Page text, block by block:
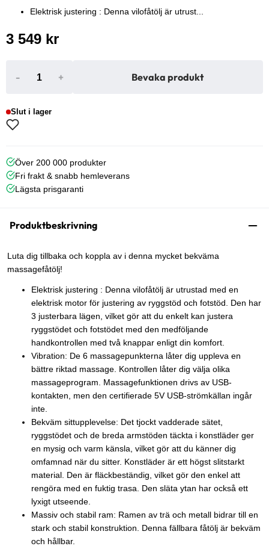
Elektrisk justering : Denna vilofåtölj är utrust...
3 549 kr
- + Bevaka produkt
Slut i lager
Över 200 000 produkter
Fri frakt & snabb hemleverans
Lägsta prisgaranti
Produktbeskrivning
Luta dig tillbaka och koppla av i denna mycket bekväma
massagefåtölj!
Elektrisk justering : Denna vilofåtölj är utrustad med en
elektrisk motor för justering av ryggstöd och fotstöd. Den har
3 justerbara lägen, vilket gör att du enkelt kan justera
ryggstödet och fotstödet med den medföljande
handkontrollen med två knappar enligt din komfort.
Vibration: De 6 massagepunkterna låter dig uppleva en
bättre riktad massage. Kontrollen låter dig välja olika
massageprogram. Massagefunktionen drivs av USB-
kontakten, men den certifierade 5V USB-strömkällan ingår
inte.
Bekväm sittupplevelse: Det tjockt vadderade sätet,
ryggstödet och de breda armstöden täckta i konstläder ger
en mysig och varm känsla, vilket gör att du känner dig
omfamnad när du sitter. Konstläder är ett högst slitstarkt
material. Den är fläckbeständig, vilket gör den enkel att
rengöra med en fuktig trasa. Den släta ytan har också ett
lyxigt utseende.
Massiv och stabil ram: Ramen av trä och metall bidrar till en
stark och stabil konstruktion. Denna fällbara fåtölj är bekväm
och hållbar.